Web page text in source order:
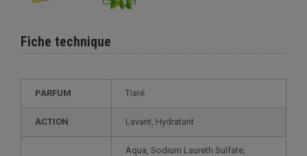
Fiche technique
PARFUM Tiaré
ACTION Lavant, Hydratant
Aqua, Sodium Laureth Sulfate,